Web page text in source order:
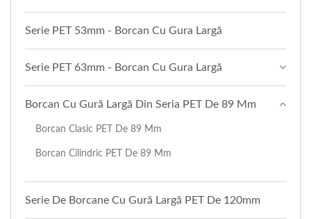
Serie PET 53mm - Borcan Cu Gura Largă
Serie PET 63mm - Borcan Cu Gura Largă
Borcan Cu Gură Largă Din Seria PET De 89 Mm
Borcan Clasic PET De 89 Mm
Borcan Cilindric PET De 89 Mm
Serie De Borcane Cu Gură Largă PET De 120mm